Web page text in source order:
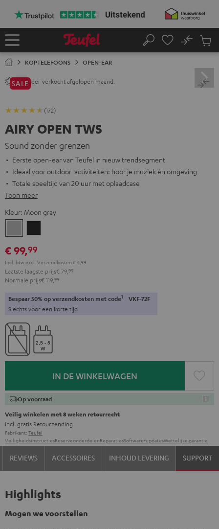
Home Zoeken
No
KOPTELEFOONS OPEN-EAR
240+ keer verkocht afgelopen maand.
SALE
(172)
AIRY OPEN TWS
Sound zonder grenzen
Eerste open-ear van Teufel in nieuw trendsegment
Ideaal voor outdoor-activiteiten: hoor je muziek én omgeving
Totale speeltijd van 20 uur met oplaadcase
Toon meer
Kleur: Moon gray
gray
€ 99,99
Incl. btwexcl. Verzendkosten € 4,99
Laatste laagste prijs€ 79, 99
Normale prijs€ 119, 99
Bespaar 50% op verzendkosten met code1 VKF-72F
Slechts voor een korte tijd
IN DE WINKELWAGEN
Op voorraad
Veilig winkelen met 8 weken retourrecht
incl. gratis Retourzending
Fabrikant: Teufel
VeiligheidsinstructiesReserveonderdelenReparatiesSoftware-updatesWettelijke garantie
REVIEWS ACCESSOIRES INHOUD LEVERING SUPPORT
Highlights
Mogen we voorstellen